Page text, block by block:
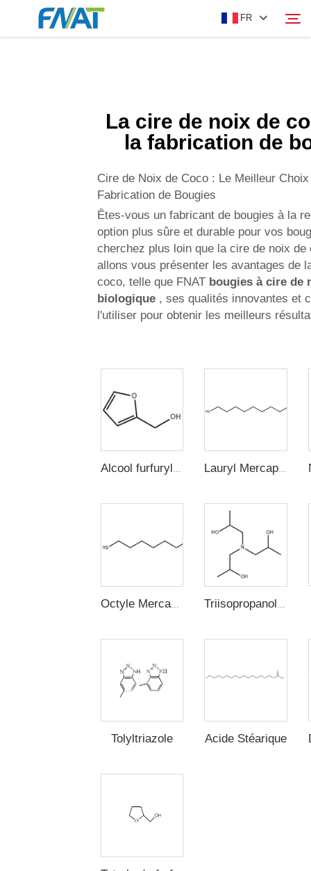
FR
À PROPOS DE NOUS
NOUS CONTACTER
La cire de noix de
la fabrication de
Cire de Noix de Coco : Le Meilleur
Fabrication de Bougies
Êtes-vous un fabricant de bougies à la
option plus sûre et durable pour vos
cherchez plus loin que la cire de noix de
allons vous présenter les avantages de
coco, telle que FNAT bougies à cire de
biologique , ses qualités innovantes et
l'utiliser pour obtenir les meilleurs
Alcool furfurylique Lauryl Mercaptan (n-Dodecyl Mercaptan, 1-Dodecanethiol)
Tolyltriazole Acide Stéarique